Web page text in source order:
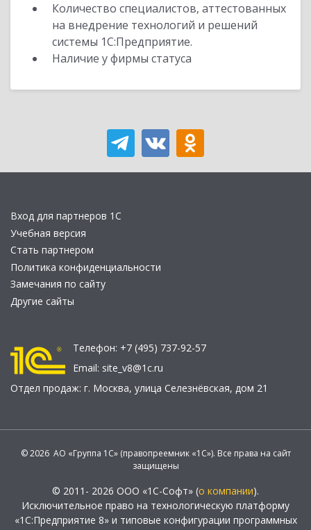
Количество специалистов, аттестованных
на внедрение технологий и решений
системы 1С:Предприятие.
Наличие у фирмы статуса
Вход для партнеров 1С
Учебная версия
Стать партнером
Политика конфиденциальности
Замечания по сайту
Другие сайты
Телефон: +7 (495) 737-92-57
Email: site_v8@1c.ru
Отдел продаж: г. Москва, улица Селезнёвская, дом 21
© 2026 АО «Группа 1С» (правопреемник «1С»). Все права на сайт
защищены
© 2011- 2026 ООО «1С-Софт» (о компании).
Исключительное право на технологическую платформу
«1С:Предприятие 8» и типовые конфигурации программных